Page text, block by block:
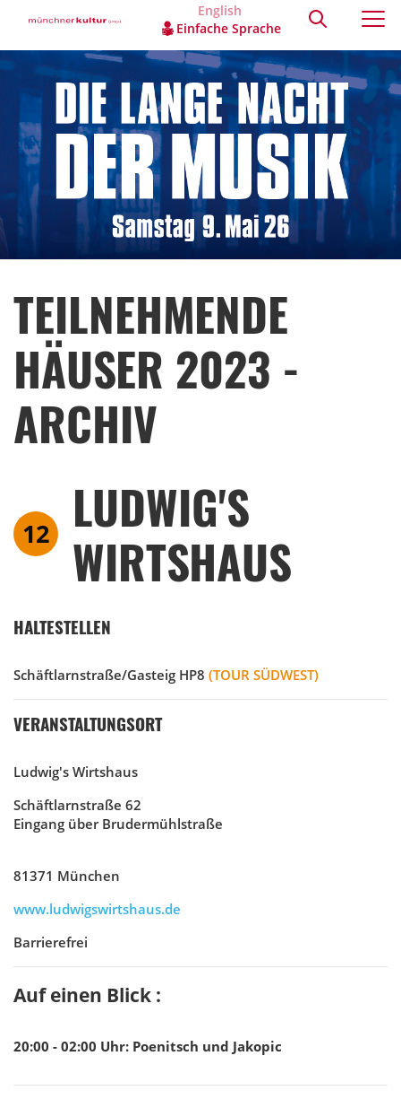
English
Einfache Sprache
TEILNEHMENDE
HÄUSER 2023 -
ARCHIV
12
LUDWIG'S
WIRTSHAUS
HALTESTELLEN
Schäftlarnstraße/Gasteig HP8 (TOUR SÜDWEST)
VERANSTALTUNGSORT
Ludwig's Wirtshaus
Schäftlarnstraße 62
Eingang über Brudermühlstraße
81371 München
www.ludwigswirtshaus.de
Barrierefrei
Auf einen Blick :
20:00 - 02:00 Uhr: Poenitsch und Jakopic